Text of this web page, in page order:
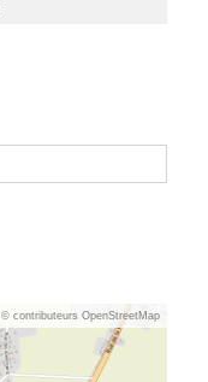
© contributeurs OpenStreetMap